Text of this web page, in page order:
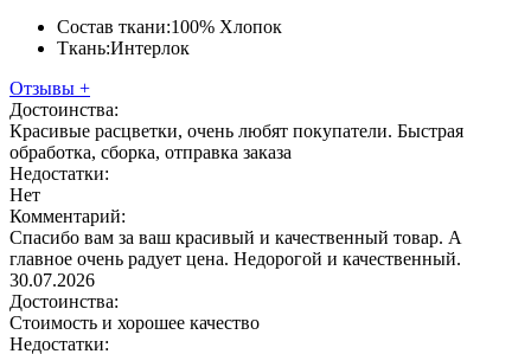
Состав ткани:100% Хлопок
Ткань:Интерлок
Отзывы +
Достоинства:
Красивые расцветки, очень любят покупатели. Быстрая
обработка, сборка, отправка заказа
Недостатки:
Нет
Комментарий:
Спасибо вам за ваш красивый и качественный товар. А
главное очень радует цена. Недорогой и качественный.
30.07.2026
Достоинства:
Стоимость и хорошее качество
Недостатки: